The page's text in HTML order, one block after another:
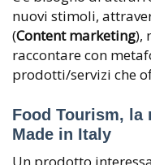
nuovi stimoli,
(Content marketing),
raccontare con
prodotti/servizi che
Food Tourism, la
Made in Italy